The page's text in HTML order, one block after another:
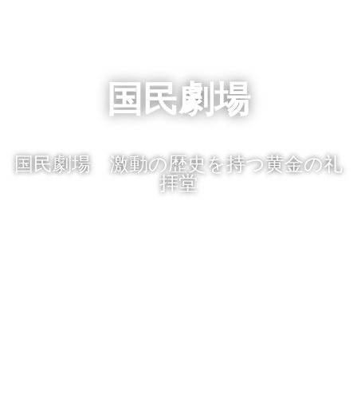
国民劇場
国民劇場 激動の歴史を持つ黄金の礼
拝堂